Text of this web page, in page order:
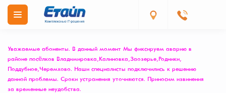
Уважаемые абоненты. В данный момент Мы фиксируем аварию в
районе посёлков Владимировка, Калиновка, Заозерье, Родники,
Поддубное, Черемхово. Наши специалисты подключились к решению
данной проблемы. Сроки устранения уточняются. Приносим извинения
за временные неудобства.